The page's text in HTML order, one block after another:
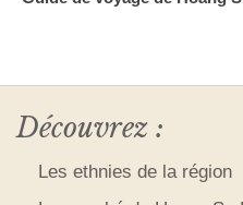
Découvrez :
Les ethnies de la région